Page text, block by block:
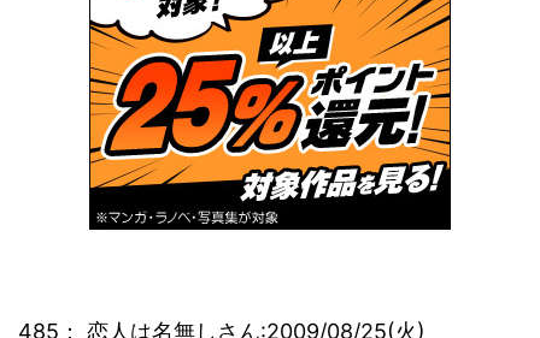
485： 恋人は名無しさん:2009/08/25(火)